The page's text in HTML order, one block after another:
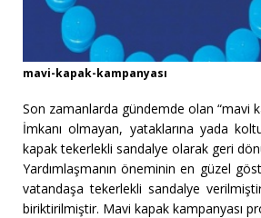
mavi-kapak-kampanyası
Son zamanlarda gündemde olan “mavi
İmkanı olmayan, yataklarına yada
kapak tekerlekli sandalye olarak geri
Yardımlaşmanın öneminin en güzel
vatandaşa tekerlekli sandalye
biriktirilmiştir. Mavi kapak kampanyası